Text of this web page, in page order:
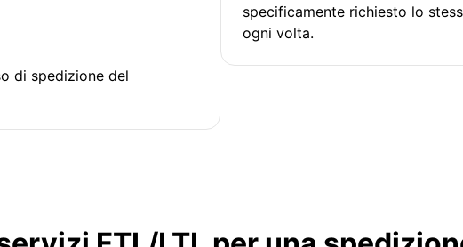
di spedizione del
specificamente richiesto lo
ogni volta.